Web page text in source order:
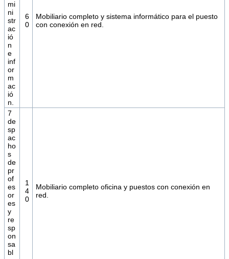
mi
ni
str
ac
ió
n
e
inf
or
m
ac
ió
n.
6
0
Mobiliario completo y sistema informático para el puesto
con conexión en red.
7
de
sp
ac
ho
s
de
pr
of
es
or
es
y
re
sp
on
sa
bl
1
4
0
Mobiliario completo oficina y puestos con conexión en
red.